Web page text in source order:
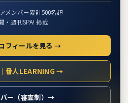
メンバー累計500名超
・週刊SPA! 掲載
フィールを見る →
番人LEARNING →
バー（審査制）→